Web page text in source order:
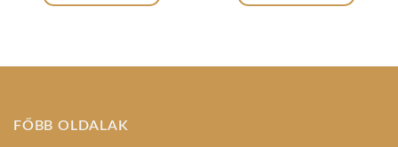
FŐBB OLDALAK